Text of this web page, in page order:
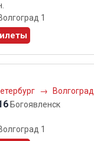
1
→ Волгоград
Богоявленск
1